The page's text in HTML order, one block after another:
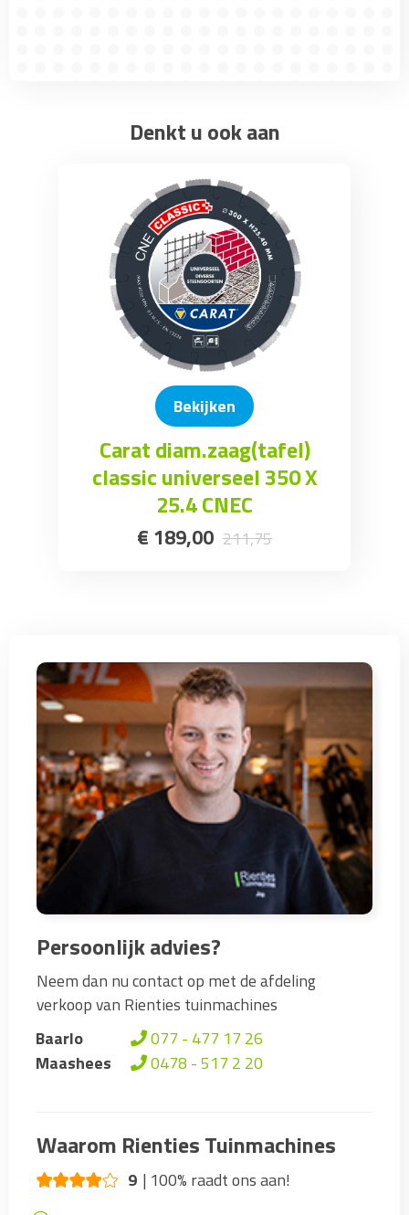
Denkt u ook aan
Bekijken
Carat diam.zaag(tafel)
classic universeel 350 X
25.4 CNEC
€ 189,00 211,75
Persoonlijk advies?
Neem dan nu contact op met de afdeling
verkoop van Rienties tuinmachines
Baarlo
077 - 477 17 26
Maashees
0478 - 517 2 20
Waarom Rienties Tuinmachines
9 100% raadt ons aan!